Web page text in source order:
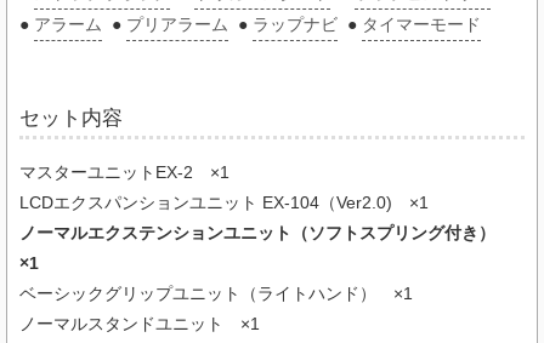
● アラーム ● プリアラーム ● ラップナビ ● タイマーモード
セット内容
マスターユニットEX-2 ×1
LCDエクスパンションユニット EX-104（Ver2.0) ×1
ノーマルエクステンションユニット（ソフトスプリング付き）
×1
ベーシックグリップユニット（ライトハンド） ×1
ノーマルスタンドユニット ×1